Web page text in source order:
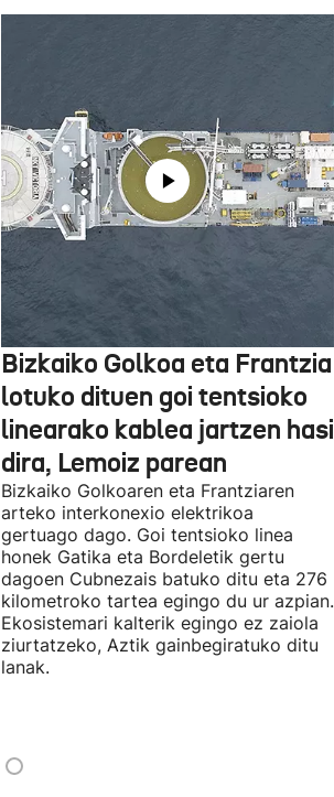
Bizkaiko Golkoa eta Frantzia
lotuko dituen goi tentsioko
linearako kablea jartzen hasi
dira, Lemoiz parean
Bizkaiko Golkoaren eta Frantziaren
arteko interkonexio elektrikoa
gertuago dago. Goi tentsioko linea
honek Gatika eta Bordeletik gertu
dagoen Cubnezais batuko ditu eta 276
kilometroko tartea egingo du ur azpian.
Ekosistemari kalterik egingo ez zaiola
ziurtatzeko, Aztik gainbegiratuko ditu
lanak.